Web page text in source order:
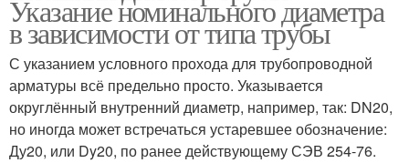
Указание номинального диаметра
в зависимости от типа трубы
С указанием условного прохода для трубопроводной
арматуры всё предельно просто. Указывается
округлённый внутренний диаметр, например, так: DN20,
но иногда может встречаться устаревшее обозначение:
Ду20, или Dy20, по ранее действующему СЭВ 254-76.